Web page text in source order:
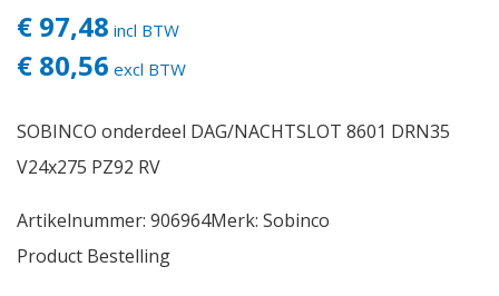
€ 97,48 incl BTW
€ 80,56 excl BTW
SOBINCO onderdeel DAG/NACHTSLOT 8601 DRN35
V24x275 PZ92 RV
Artikelnummer: 906964Merk: Sobinco
Product Bestelling